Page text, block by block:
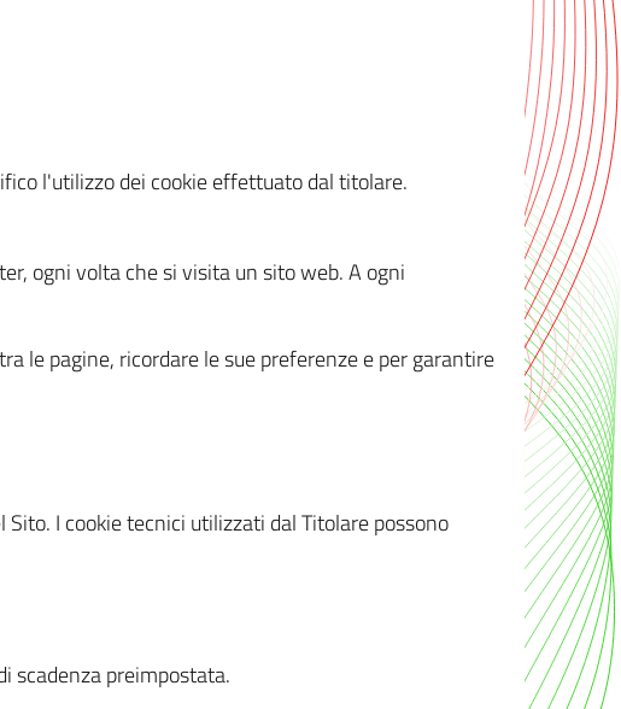
l'utilizzo dei cookie effettuato dal titolare.
ogni volta che si visita un sito web. A ogni
le pagine, ricordare le sue preferenze e per garantire
I cookie tecnici utilizzati dal Titolare possono
scadenza preimpostata.